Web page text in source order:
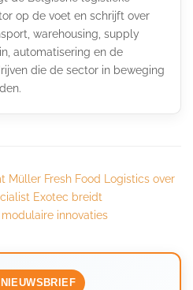
op de voet en schrijft over
warehousing, supply
automatisering en de
die de sector in beweging
Müller Fresh Food Logistics over
Exotec breidt
innovaties